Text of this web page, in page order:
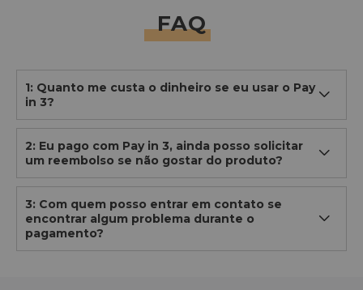
FAQ
1: Quanto me custa o dinheiro se eu usar o Pay
in 3?
2: Eu pago com Pay in 3, ainda posso solicitar
um reembolso se não gostar do produto?
3: Com quem posso entrar em contato se
encontrar algum problema durante o
pagamento?